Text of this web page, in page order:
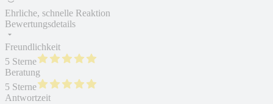
Ehrliche, schnelle Reaktion
Bewertungsdetails
Freundlichkeit
5 Sterne
Beratung
5 Sterne
Antwortzeit